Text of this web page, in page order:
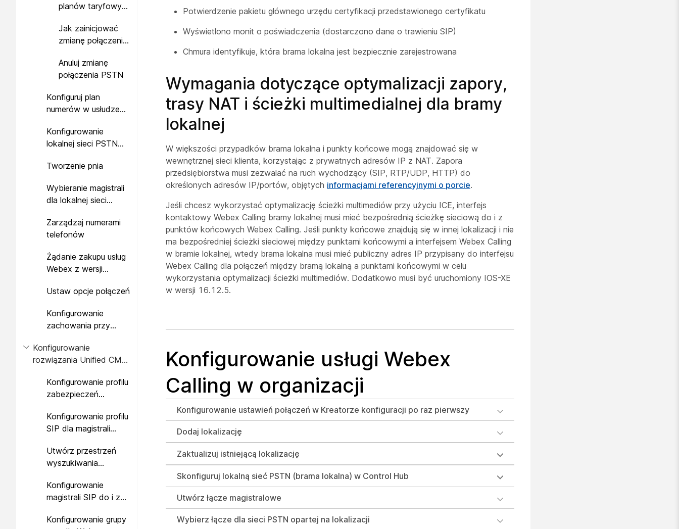
planów taryfowych
Jak zainicjować
zmianę połączenia
Anuluj zmianę
połączenia PSTN
Konfiguruj plan
numerów w usłudze
Konfigurowanie
lokalnej sieci PSTN
centrum sterowania
Tworzenie pnia
Wybieranie magistrali
dla lokalnej sieci
Zarządzaj numerami
telefonów
Żądanie zakupu usług
Webex z wersji
sterowania
Ustaw opcje połączeń
Konfigurowanie
zachowania przy
połączeń
Konfigurowanie
rozwiązania Unified CM
Konfigurowanie profilu
zabezpieczeń
magistrali do bramy
lokalnej
Konfigurowanie profilu
SIP dla magistrali
Utwórz przestrzeń
wyszukiwania
z Webex
Konfigurowanie
magistrali SIP do i z
Konfigurowanie grupy
Potwierdzenie pakietu głównego urzędu certyfikacji przedstawionego certyfikatu
Wyświetlono monit o poświadczenia (dostarczono dane o trawieniu SIP)
Chmura identyfikuje, która brama lokalna jest bezpiecznie zarejestrowana
Wymagania dotyczące optymalizacji zapory,
trasy NAT i ścieżki multimedialnej dla bramy
lokalnej
W większości przypadków brama lokalna i punkty końcowe mogą znajdować się w
wewnętrznej sieci klienta, korzystając z prywatnych adresów IP z NAT. Zapora
przedsiębiorstwa musi zezwalać na ruch wychodzący (SIP, RTP/UDP, HTTP) do
określonych adresów IP/portów, objętych informacjami referencyjnymi o porcie.
Jeśli chcesz wykorzystać optymalizację ścieżki multimediów przy użyciu ICE, interfejs
kontaktowy Webex Calling bramy lokalnej musi mieć bezpośrednią ścieżkę sieciową do i z
punktów końcowych Webex Calling. Jeśli punkty końcowe znajdują się w innej lokalizacji i nie
ma bezpośredniej ścieżki sieciowej między punktami końcowymi a interfejsem Webex Calling
w bramie lokalnej, wtedy brama lokalna musi mieć publiczny adres IP przypisany do interfejsu
Webex Calling dla połączeń między bramą lokalną a punktami końcowymi w celu
wykorzystania optymalizacji ścieżki multimediów. Dodatkowo musi być uruchomiony IOS-XE
w wersji 16.12.5.
Konfigurowanie usługi Webex
Calling w organizacji
Konfigurowanie ustawień połączeń w Kreatorze konfiguracji po raz pierwszy
Dodaj lokalizację
Zaktualizuj istniejącą lokalizację
Skonfiguruj lokalną sieć PSTN (brama lokalna) w Control Hub
Utwórz łącze magistralowe
Wybierz łącze dla sieci PSTN opartej na lokalizacji